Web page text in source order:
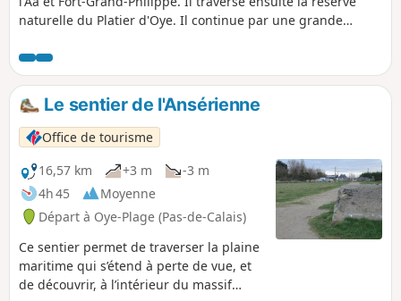
naturelle du Platier d'Oye. Il continue par une grande
Jules Ferry. Il rejoint ensuite le Centre de Calais.
Le sentier de l'Ansérienne
Office de tourisme
16,57 km
+3 m
-3 m
4h 45
Moyenne
Départ à Oye-Plage (Pas-de-Calais)
Ce sentier permet de traverser la plaine
maritime qui s’étend à perte de vue, et
de découvrir, à l’intérieur du massif